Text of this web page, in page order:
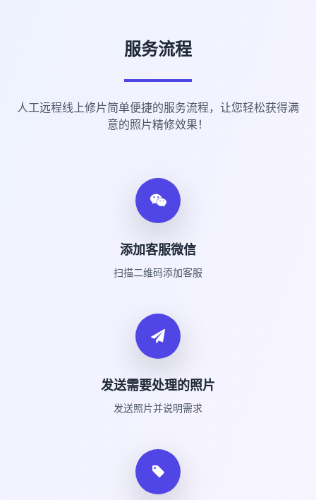
服务流程
人工远程线上修片简单便捷的服务流程，让您轻松获得满
意的照片精修效果！
添加客服微信
扫描二维码添加客服
发送需要处理的照片
发送照片并说明需求